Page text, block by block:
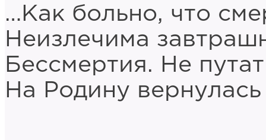
…Как больно, что
Неизлечима
Бессмертия. Не
На Родину вернулась